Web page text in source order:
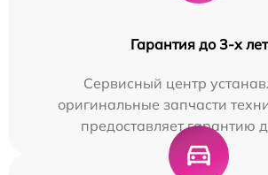
Гарантия до 3-х лет
Сервисный центр
оригинальные запчасти
предоставляет гарантию